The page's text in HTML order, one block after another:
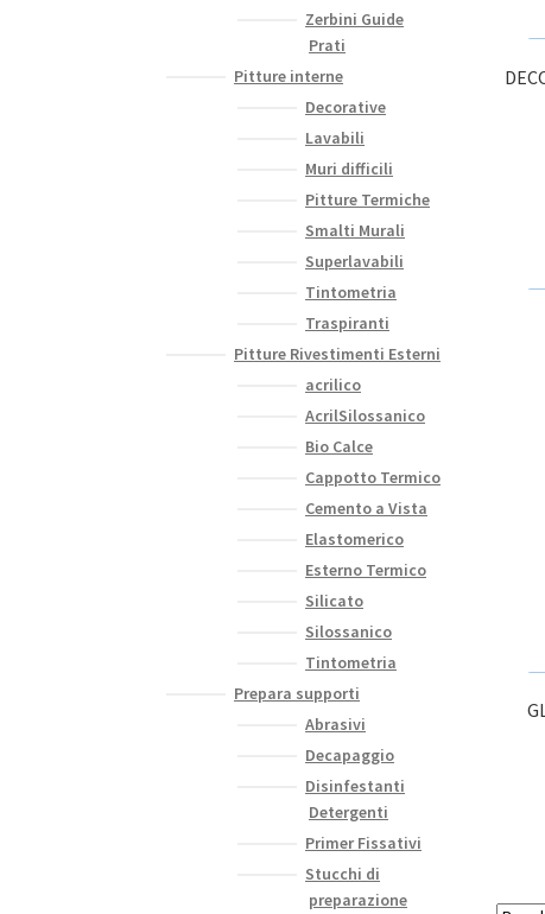
Zerbini Guide
Prati
Pitture interne
Decorative
Lavabili
Muri difficili
Pitture Termiche
Smalti Murali
Superlavabili
Tintometria
Traspiranti
Pitture Rivestimenti Esterni
acrilico
AcrilSilossanico
Bio Calce
Cappotto Termico
Cemento a Vista
Elastomerico
Esterno Termico
Silicato
Silossanico
Tintometria
Prepara supporti
Abrasivi
Decapaggio
Disinfestanti
Detergenti
Primer Fissativi
Stucchi di
preparazione